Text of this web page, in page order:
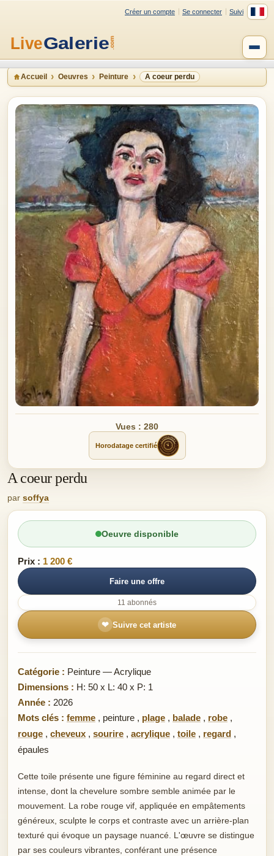
Créer un compte Se connecter Suivi
Accueil Oeuvres Peinture A coeur perdu
Vues : 280
Horodatage certifié
A coeur perdu
par soffya
Oeuvre disponible
Prix : 1 200 €
Faire une offre
11 abonnés
❤ Suivre cet artiste
Catégorie : Peinture — Acrylique
Dimensions : H: 50 x L: 40 x P: 1
Année : 2026
Mots clés : femme , peinture , plage , balade , robe ,
rouge , cheveux , sourire , acrylique , toile , regard ,
épaules
Cette toile présente une figure féminine au regard direct et
intense, dont la chevelure sombre semble animée par le
mouvement. La robe rouge vif, appliquée en empâtements
généreux, sculpte le corps et contraste avec un arrière-plan
texturé qui évoque un paysage nuancé. L'œuvre se distingue
par ses couleurs vibrantes, conférant une présence